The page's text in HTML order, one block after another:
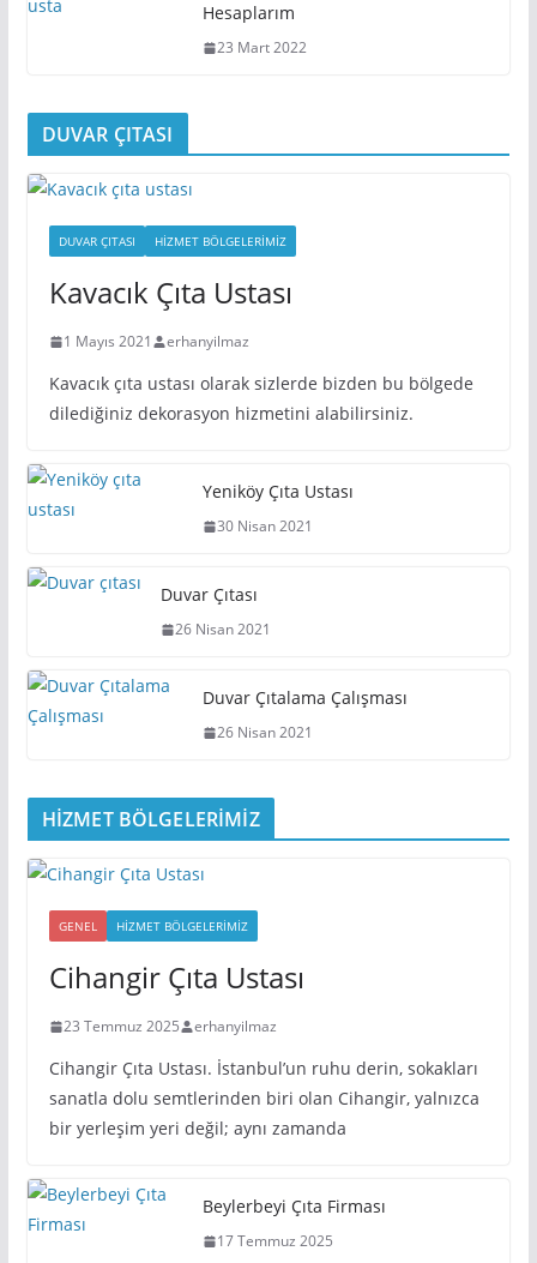
Hesaplarım
23 Mart 2022
DUVAR ÇITASI
DUVAR ÇITASI HIZMET BÖLGELERIMIZ
Kavacık Çıta Ustası
1 Mayıs 2021 erhanyilmaz
Kavacık çıta ustası olarak sizlerde bizden bu bölgede
dilediğiniz dekorasyon hizmetini alabilirsiniz.
Yeniköy Çıta Ustası
30 Nisan 2021
Duvar Çıtası
26 Nisan 2021
Duvar Çıtalama Çalışması
26 Nisan 2021
HİZMET BÖLGELERİMİZ
GENEL HIZMET BÖLGELERIMIZ
Cihangir Çıta Ustası
23 Temmuz 2025 erhanyilmaz
Cihangir Çıta Ustası. İstanbul’un ruhu derin, sokakları
sanatla dolu semtlerinden biri olan Cihangir, yalnızca
bir yerleşim yeri değil; aynı zamanda
Beylerbeyi Çıta Firması
17 Temmuz 2025